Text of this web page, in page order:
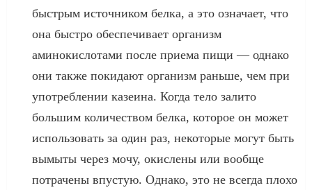
быстрым источником белка, а это означает, что
она быстро обеспечивает организм
аминокислотами после приема пищи — однако
они также покидают организм раньше, чем при
употреблении казеина. Когда тело залито
большим количеством белка, которое он может
использовать за один раз, некоторые могут быть
вымыты через мочу, окислены или вообще
потрачены впустую. Однако, это не всегда плохо